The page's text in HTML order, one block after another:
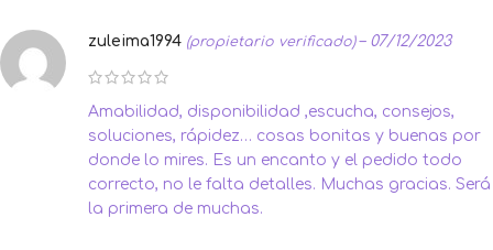
zuleima1994 (propietario verificado) – 07/12/2023
Amabilidad, disponibilidad ,escucha, consejos,
soluciones, rápidez… cosas bonitas y buenas por
donde lo mires. Es un encanto y el pedido todo
correcto, no le falta detalles. Muchas gracias. Será
la primera de muchas.